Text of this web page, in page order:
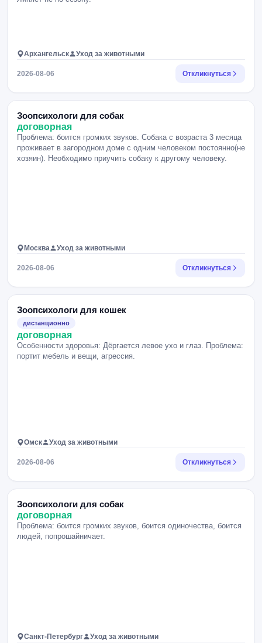
Архангельск Уход за животными
2026-08-06 Откликнуться
Зоопсихологи для собак
договорная
Проблема: боится громких звуков. Собака с возраста 3 месяца
проживает в загородном доме с одним человеком постоянно(не
хозяин). Необходимо приучить собаку к другому человеку.
Москва Уход за животными
2026-08-06 Откликнуться
Зоопсихологи для кошек
дистанционно
договорная
Особенности здоровья: Дёргается левое ухо и глаз. Проблема:
портит мебель и вещи, агрессия.
Омск Уход за животными
2026-08-06 Откликнуться
Зоопсихологи для собак
договорная
Проблема: боится громких звуков, боится одиночества, боится
людей, попрошайничает.
Санкт-Петербург Уход за животными